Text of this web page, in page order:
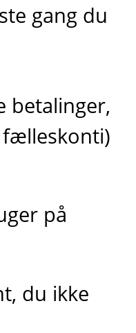
gang du
betalinger,
på
du ikke